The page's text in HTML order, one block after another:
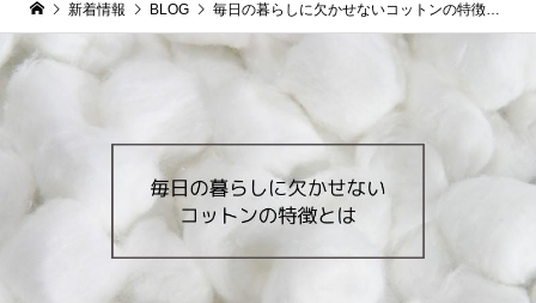
新着情報 BLOG 毎日の暮らしに欠かせないコットンの特徴とは